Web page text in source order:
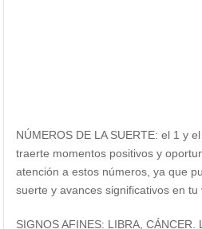
NÚMEROS DE LA SUERTE: el 1 y
traerte momentos positivos y
atención a estos números, ya que
suerte y avances significativos en tu
SIGNOS AFINES: LIBRA,